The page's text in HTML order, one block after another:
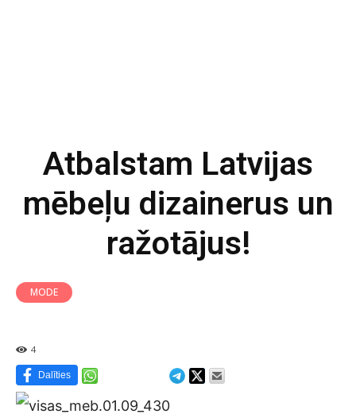
Atbalstam Latvijas
mēbeļu dizainerus un
ražotājus!
MODE
4
Dalīties